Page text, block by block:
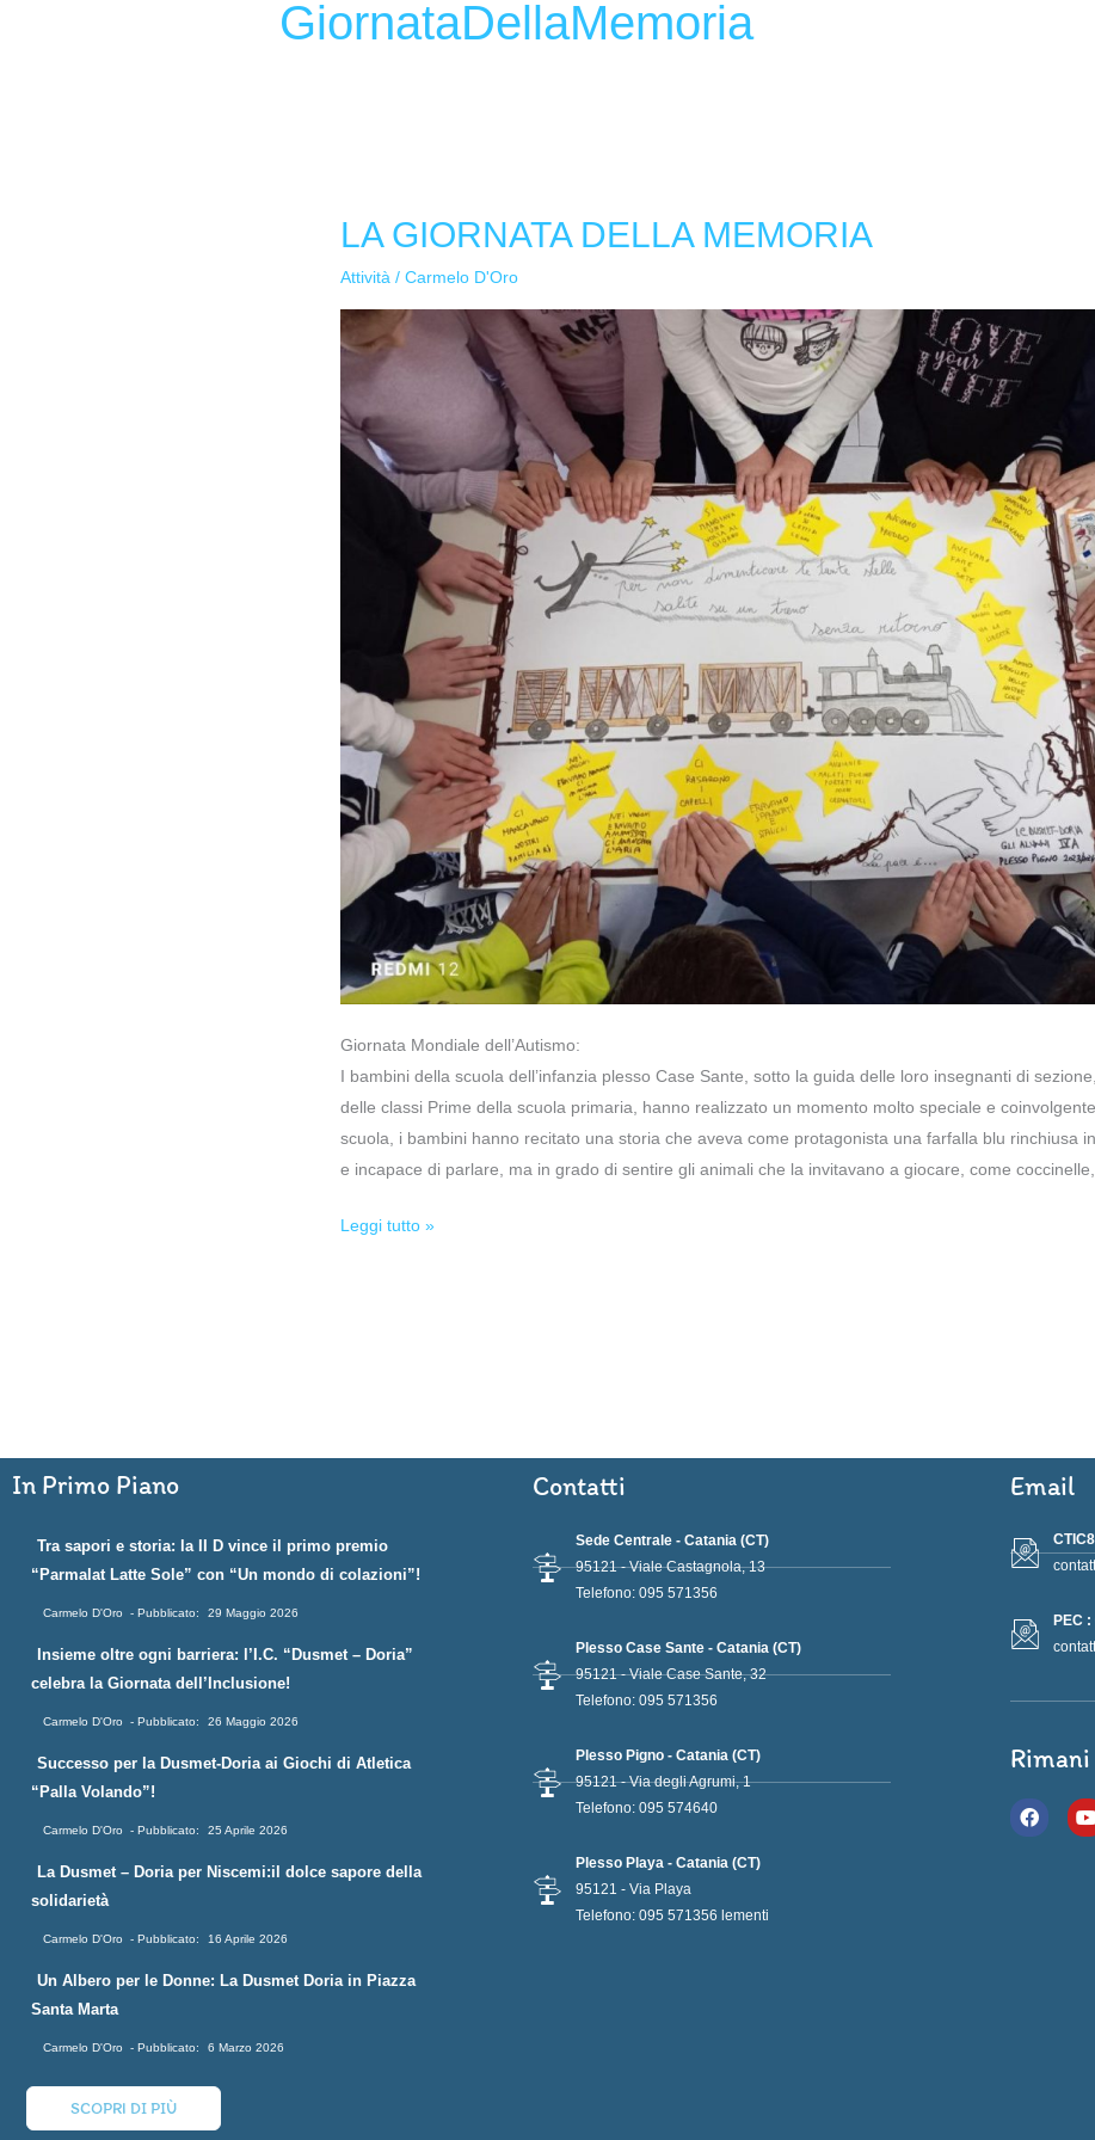
GiornataDellaMemoria
LA GIORNATA DELLA MEMORIA
Attività /Carmelo D'Oro
Giornata Mondiale dell’Autismo:
I bambini della scuola dell’infanzia plesso Case Sante, sotto la guida delle loro insegnanti di
delle classi Prime della scuola primaria, hanno realizzato un momento molto speciale e
scuola, i bambini hanno recitato una storia che aveva come protagonista una farfalla blu rinchiusa
e incapace di parlare, ma in grado di sentire gli animali che la invitavano a giocare, come
LA
DELLA
MEMORIA
Leggi tutto »
In Primo Piano
Tra sapori e storia: la II D vince il primo premio
“Parmalat Latte Sole” con “Un mondo di colazioni”!
Carmelo D'Oro 29 Maggio 2026
Insieme oltre ogni barriera: l’I.C. “Dusmet – Doria”
celebra la Giornata dell’Inclusione!
Carmelo D'Oro 26 Maggio 2026
Successo per la Dusmet-Doria ai Giochi di Atletica
“Palla Volando”!
Carmelo D'Oro 25 Aprile 2026
La Dusmet – Doria per Niscemi:il dolce sapore della
solidarietà
Carmelo D'Oro 16 Aprile 2026
Un Albero per le Donne: La Dusmet Doria in Piazza
Santa Marta
Carmelo D'Oro 6 Marzo 2026
SCOPRI DI PIÙ
Contatti
Sede Centrale - Catania (CT)
95121 - Viale Castagnola, 13
Telefono: 095 571356
Plesso Case Sante - Catania (CT)
95121 - Viale Case Sante, 32
Telefono: 095 571356
Plesso Pigno - Catania (CT)
95121 - Via degli Agrumi, 1
Telefono: 095 574640
Plesso Playa - Catania (CT)
95121 - Via Playa
Telefono: 095 571356 lementi
Email
PEC
Rimani
F
a
o